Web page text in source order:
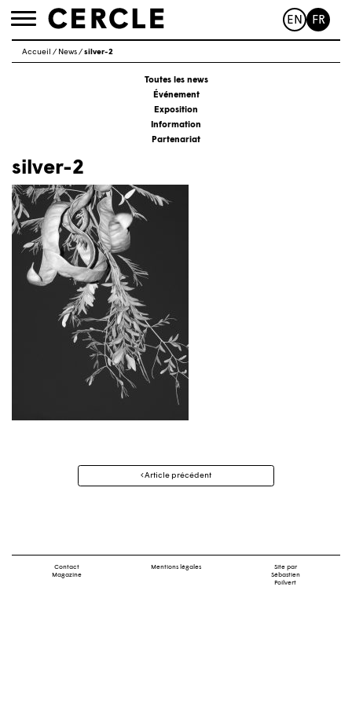
Toggle
EN FR
Accueil / News/silver-2
Toutes les news
Événement
Exposition
Information
Partenariat
silver-2
Navigation
Article précédent
Contact
Magazine
Mentions légales
Site par
Sébastien
Poilvert